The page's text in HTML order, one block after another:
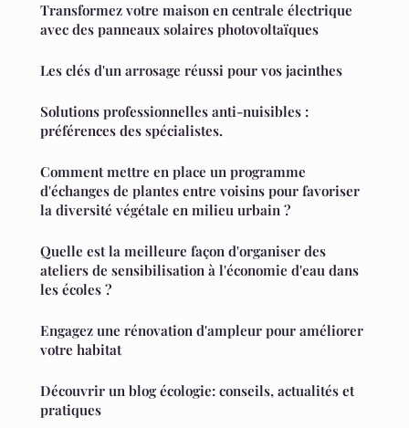
Transformez votre maison en centrale électrique
avec des panneaux solaires photovoltaïques
Les clés d'un arrosage réussi pour vos jacinthes
Solutions professionnelles anti-nuisibles :
préférences des spécialistes.
Comment mettre en place un programme
d'échanges de plantes entre voisins pour favoriser
la diversité végétale en milieu urbain ?
Quelle est la meilleure façon d'organiser des
ateliers de sensibilisation à l'économie d'eau dans
les écoles ?
Engagez une rénovation d'ampleur pour améliorer
votre habitat
Découvrir un blog écologie: conseils, actualités et
pratiques